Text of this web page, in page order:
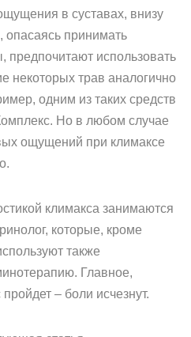
в суставах, внизу
принимать
предпочитают использовать
некоторых трав аналогично
одним из таких средств
Но в любом случае
ощущений при климаксе
климакса занимаются
которые, кроме
также
Главное,
– боли исчезнут.